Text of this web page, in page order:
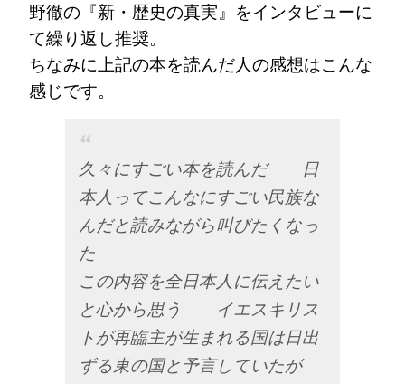
野徹の『新・歴史の真実』をインタビューに
て繰り返し推奨。
ちなみに上記の本を読んだ人の感想はこんな
感じです。
久々にすごい本を読んだ 日
本人ってこんなにすごい民族な
んだと読みながら叫びたくなっ
た
この内容を全日本人に伝えたい
と心から思う イエスキリス
トが再臨主が生まれる国は日出
ずる東の国と予言していたが